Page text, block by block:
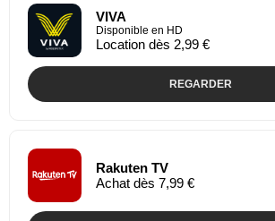
VIVA
Disponible en HD
Location dès 2,99 €
REGARDER
Rakuten TV
Achat dès 7,99 €